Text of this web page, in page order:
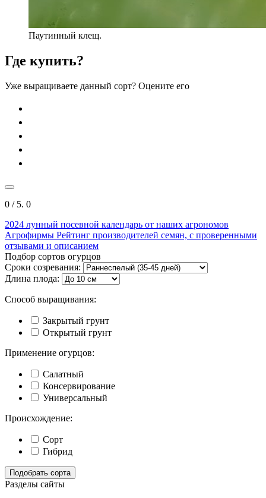
Паутинный клещ.
Где купить?
Уже выращиваете данный сорт? Оцените его
0 / 5. 0
2024 лунный посевной календарь от наших агрономов
Агрофирмы Рейтинг производителей семян, с проверенными
отзывами и описанием
Подбор сортов огурцов
Сроки созревания:
Длина плода:
Способ выращивания:
Закрытый грунт
Открытый грунт
Применение огурцов:
Салатный
Консервирование
Универсальный
Происхождение:
Сорт
Гибрид
Подобрать сорта
Разделы сайты